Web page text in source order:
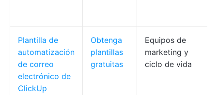
Plantilla de
automatización
de correo
electrónico de
ClickUp
Obtenga
plantillas
gratuitas
Equipos de
marketing y
ciclo de vida